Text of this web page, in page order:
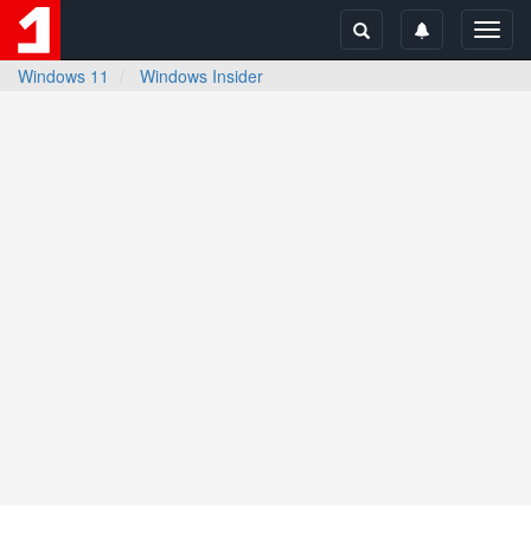
Windows 11
Windows Insider